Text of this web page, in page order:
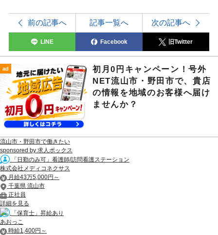
前の記事へ 記事一覧へ 次の記事へ
LINE Facebook 旧Twitter
ad
初月0円キャンペーン！号外
NET流山市・野田市で、貴店
の情報を地域のお客様へ届け
ませんか？
流山市・野田市で働きたい
sponsored by 求人ボックス
「日勤のみ可」看護師/訪問看護ステーション
株式会社メディコネクサス
月給43万5,000円～
千葉県 流山市
正社員
詳細を見る
「保育士」昇給あり
あおっこ
時給1,400円～